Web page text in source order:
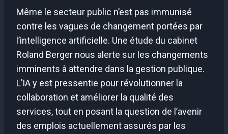
Même le secteur public n’est pas immunisé
contre les vagues de changement portées par
l’intelligence artificielle. Une étude du cabinet
Roland Berger nous alerte sur les changements
imminents à attendre dans la gestion publique.
L’IA y est pressentie pour révolutionner la
collaboration et améliorer la qualité des
services, tout en posant la question de l’avenir
des emplois actuellement assurés par les